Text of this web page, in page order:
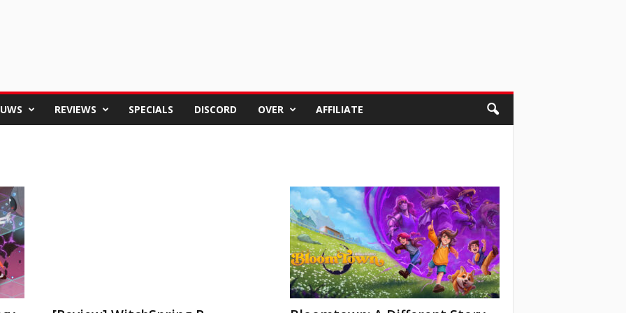
REVIEWS SPECIALS DISCORD OVER AFFILIATE